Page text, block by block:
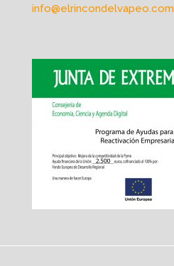
info@elrincondelvapeo.com